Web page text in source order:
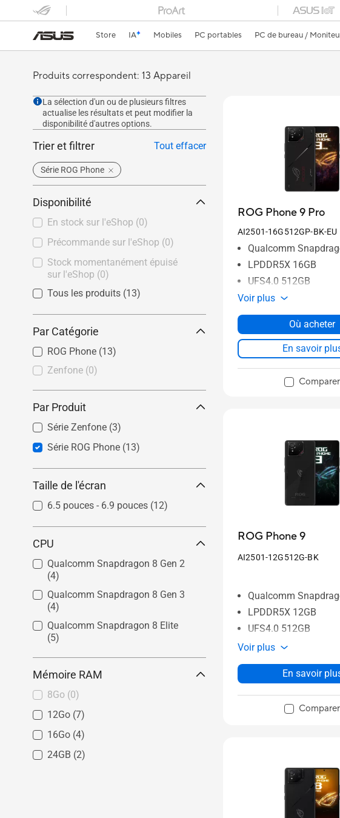
Store IA Mobiles PC portables PC de bureau /
Produits correspondent: 13 Appareil
La sélection d'un ou de plusieurs filtres
actualise les résultats et peut modifier la
disponibilité d'autres options.
Trier et filtrer Tout effacer
Série ROG Phone
Par Catégorie
ROG Phone (13)
Zenfone (0)
Par Produit
Série Zenfone (3)
Série ROG Phone (13)
Disponibilité
En stock sur l'eShop (0)
Précommande sur l'eShop (0)
Stock momentanément épuisé
sur l'eShop (0)
Tous les produits (13)
Taille de l'écran
6.5 pouces - 6.9 pouces (12)
CPU
Qualcomm Snapdragon 8 Gen 2
(4)
Qualcomm Snapdragon 8 Gen 3
(4)
Qualcomm Snapdragon 8 Elite
(5)
Mémoire RAM
8Go (0)
12Go (7)
16Go (4)
24GB (2)
ROG Phone 9 Pro
AI2501-16G512GP-BK-EU
Qualcomm
LPDDR5X 16GB
UFS4.0 512GB
Voir plus
Où acheter
En savoir
Comparer
ROG Phone 9
AI2501-12G512G-BK
Qualcomm
LPDDR5X 12GB
UFS4.0 512GB
Voir plus
En savoir
Comparer